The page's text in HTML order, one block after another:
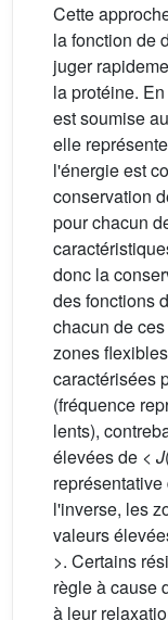
Cette
la fonction de
juger
la protéine.
est soumise
elle
l'énergie est
conservation
pour chacun
donc la
des fonctions
chacun de
zones
caractérisées
(fréquence
lents),
élevées de < J
l'inverse, les
valeurs
>. Certains
règle à cause
à leur